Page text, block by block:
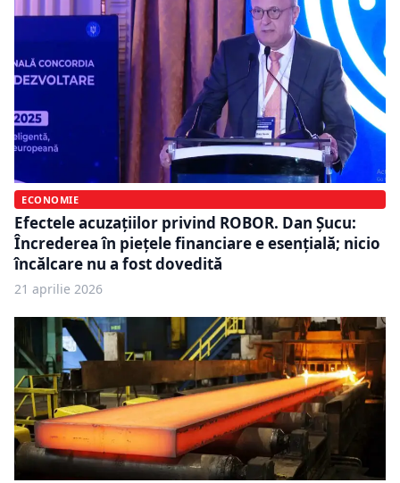
ECONOMIE
Efectele acuzațiilor privind ROBOR. Dan Șucu:
Încrederea în piețele financiare e esențială; nicio
încălcare nu a fost dovedită
21 aprilie 2026